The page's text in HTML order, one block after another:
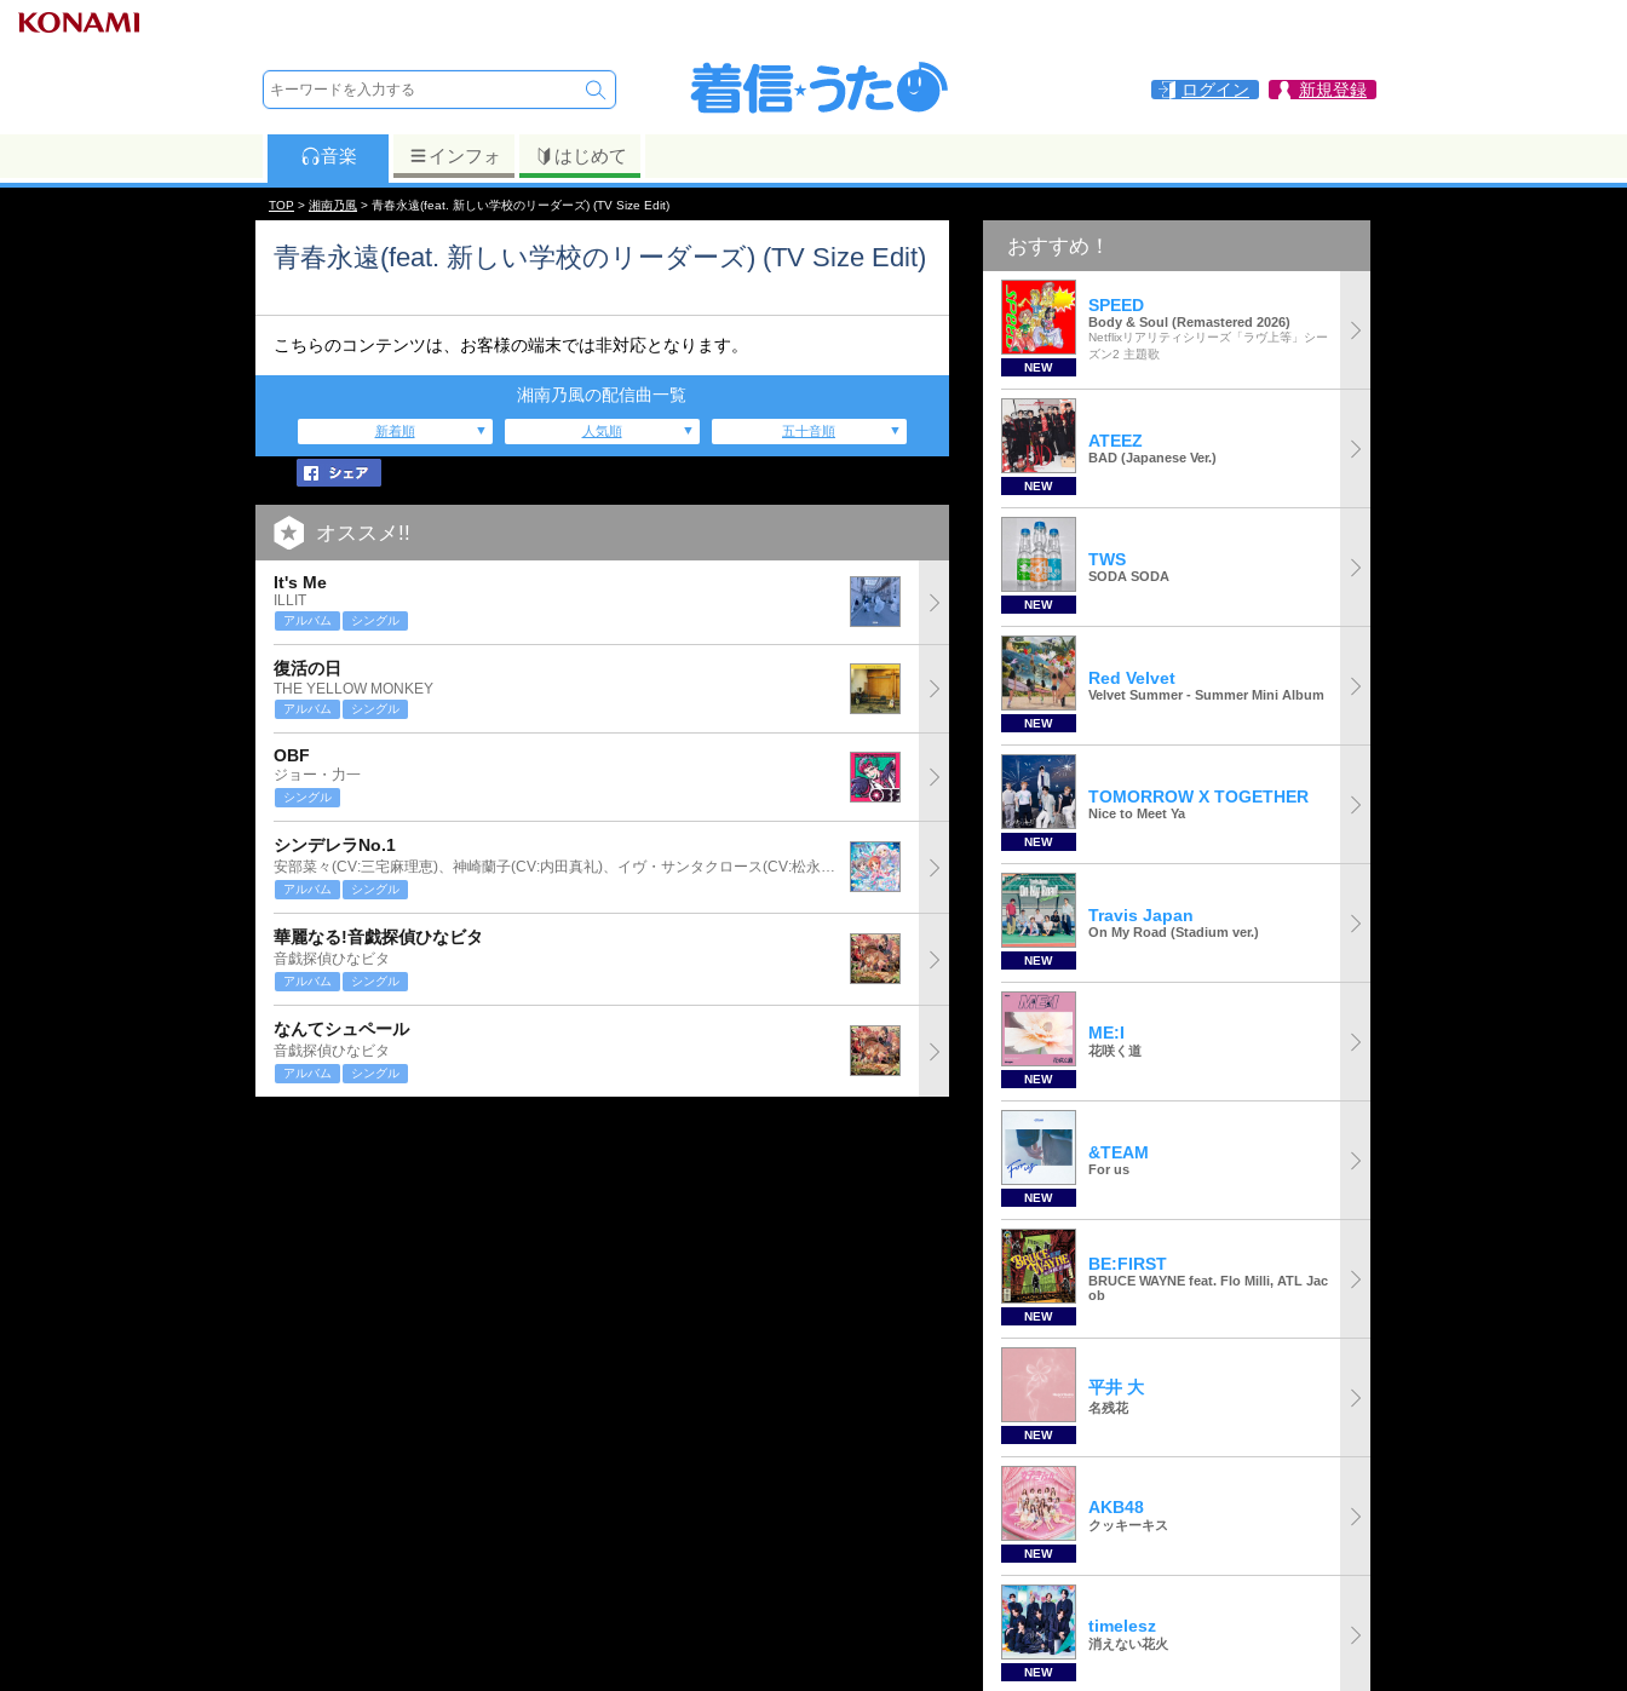
ログイン 新規登録
音楽 インフォ はじめて
TOP > 湘南乃風 > 青春永遠(feat. 新しい学校のリーダーズ) (TV Size Edit)
青春永遠(feat. 新しい学校のリーダーズ) (TV Size Edit)
こちらのコンテンツは、お客様の端末では非対応となります。
湘南乃風の配信曲一覧
新着順 人気順 五十音順
オススメ!!
It's Me
ILLIT
アルバム シングル
復活の日
THE YELLOW MONKEY
アルバム シングル
OBF
ジョー・力一
シングル
シンデレラNo.1
安部菜々(CV:三宅麻理恵)、神崎蘭子(CV:内田真礼)、イヴ・サンタクロース(CV:松永あかね)
アルバム シングル
華麗なる!音戯探偵ひなビタ
音戯探偵ひなビタ
アルバム シングル
なんてシュペール
音戯探偵ひなビタ
アルバム シングル
おすすめ！
NEW
SPEED
Body & Soul (Remastered 2026)
Netflixリアリティシリーズ「ラヴ上等」シー
ズン2 主題歌
NEW
ATEEZ
BAD (Japanese Ver.)
NEW
TWS
SODA SODA
NEW
Red Velvet
Velvet Summer - Summer Mini Album
NEW
TOMORROW X TOGETHER
Nice to Meet Ya
NEW
Travis Japan
On My Road (Stadium ver.)
NEW
ME:I
花咲く道
NEW
&TEAM
For us
NEW
BE:FIRST
BRUCE WAYNE feat. Flo Milli, ATL Jac
ob
NEW
平井 大
名残花
NEW
AKB48
クッキーキス
NEW
timelesz
消えない花火